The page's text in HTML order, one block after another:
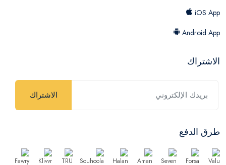
iOS App
Android App
الاشتراك
الاشتراك
طرق الدفع